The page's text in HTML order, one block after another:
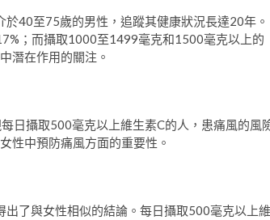
40至75歲的男性，追蹤其健康狀況長達20年。
；而攝取1000至1499毫克和1500毫克以上的
潛在作用的關注。
日攝取500毫克以上維生素C的人，患痛風的風
性中預防痛風方面的重要性。
了與女性相似的結論。每日攝取500毫克以上維